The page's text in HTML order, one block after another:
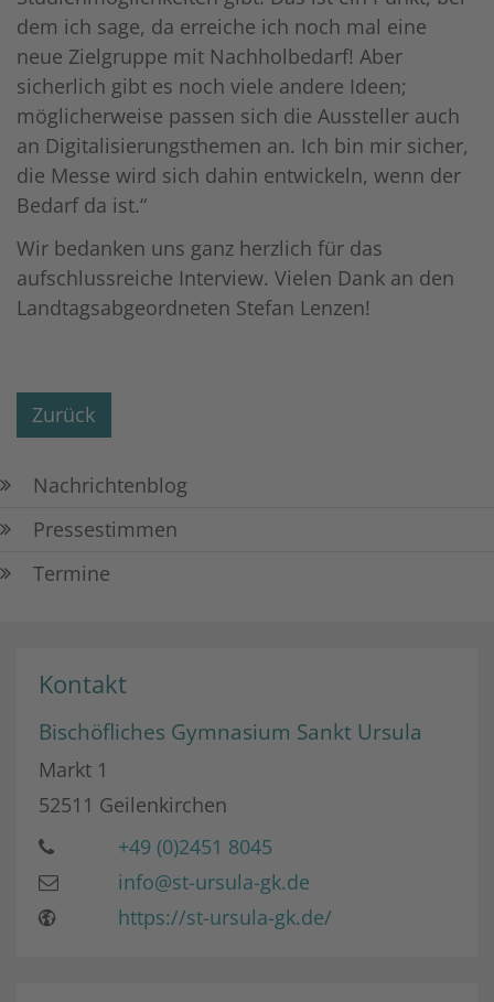
dem ich sage, da erreiche ich noch mal eine
neue Zielgruppe mit Nachholbedarf! Aber
sicherlich gibt es noch viele andere Ideen;
möglicherweise passen sich die Aussteller auch
an Digitalisierungsthemen an. Ich bin mir sicher,
die Messe wird sich dahin entwickeln, wenn der
Bedarf da ist.“
Wir bedanken uns ganz herzlich für das
aufschlussreiche Interview. Vielen Dank an den
Landtagsabgeordneten Stefan Lenzen!
Zurück
Nachrichtenblog
Pressestimmen
Termine
Kontakt
Bischöfliches Gymnasium Sankt Ursula
Markt 1
52511 Geilenkirchen
+49 (0)2451 8045
info@st-ursula-gk.de
https://st-ursula-gk.de/